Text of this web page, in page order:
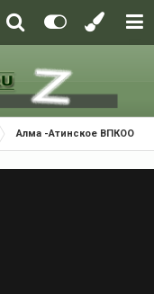
Алма -Атинское